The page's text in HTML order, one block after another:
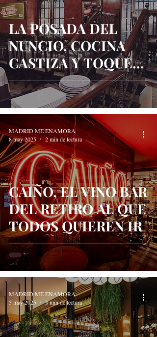
LA POSADA DEL
NUNCIO, COCINA
CASTIZA Y TOQUES
VANGUARDISTAS EN
EL MADRID DE LOS
AUSTRIAS
CAIÑO, EL VINO BAR
DEL RETIRO AL QUE
TODOS QUIEREN IR
MADRID ME ENAMORA
8 may 2025
2 min de lectura
MADRID ME ENAMORA
5 may 2025
3 min de lectura